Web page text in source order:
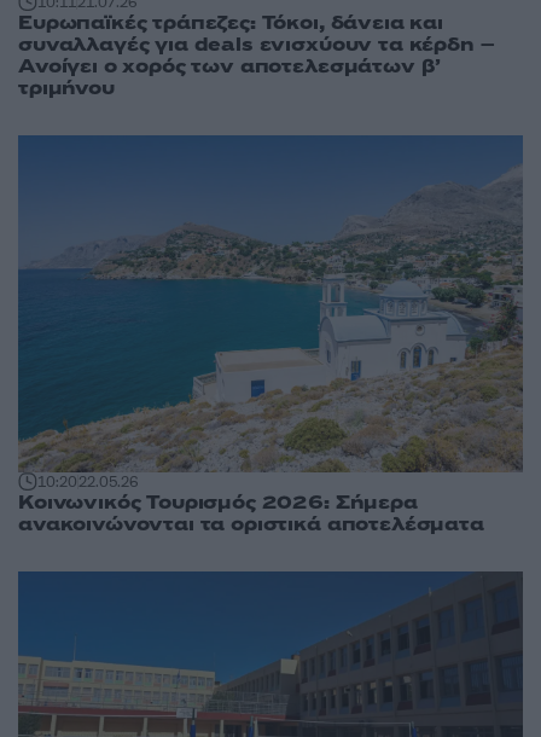
Ευρωπαϊκές τράπεζες: Τόκοι, δάνεια και
συναλλαγές για deals ενισχύουν τα κέρδη –
Ανοίγει ο χορός των αποτελεσμάτων β’
τριμήνου
10:2022.05.26
Κοινωνικός Τουρισμός 2026: Σήμερα
ανακοινώνονται τα οριστικά αποτελέσματα